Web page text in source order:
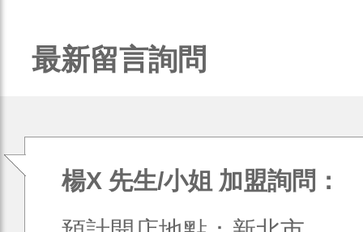
最新留言詢問
楊X 先生/小姐 加盟詢問：